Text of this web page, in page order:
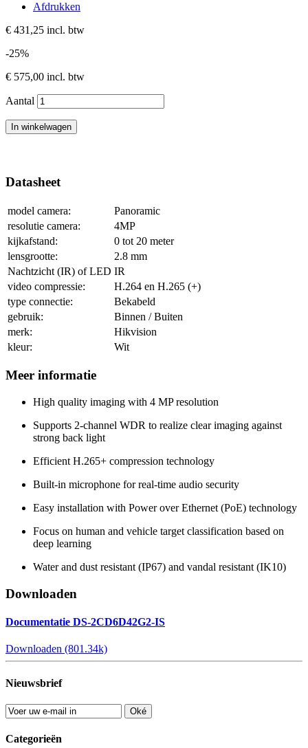
Afdrukken
€ 431,25 incl. btw
-25%
€ 575,00 incl. btw
Aantal
In winkelwagen
Datasheet
model camera:
Panoramic
resolutie camera:
4MP
kijkafstand:
0 tot 20 meter
lensgrootte:
2.8 mm
Nachtzicht (IR) of LED IR
video compressie:
H.264 en H.265 (+)
type connectie:
Bekabeld
gebruik:
Binnen / Buiten
merk:
Hikvision
kleur:
Wit
Meer informatie
High quality imaging with 4 MP resolution
Supports 2-channel WDR to realize clear imaging against
strong back light
Efficient H.265+ compression technology
Built-in microphone for real-time audio security
Easy installation with Power over Ethernet (PoE) technology
Focus on human and vehicle target classification based on
deep learning
Water and dust resistant (IP67) and vandal resistant (IK10)
Downloaden
Documentatie DS-2CD6D42G2-IS
Downloaden (801.34k)
Nieuwsbrief
Oké
Categorieën